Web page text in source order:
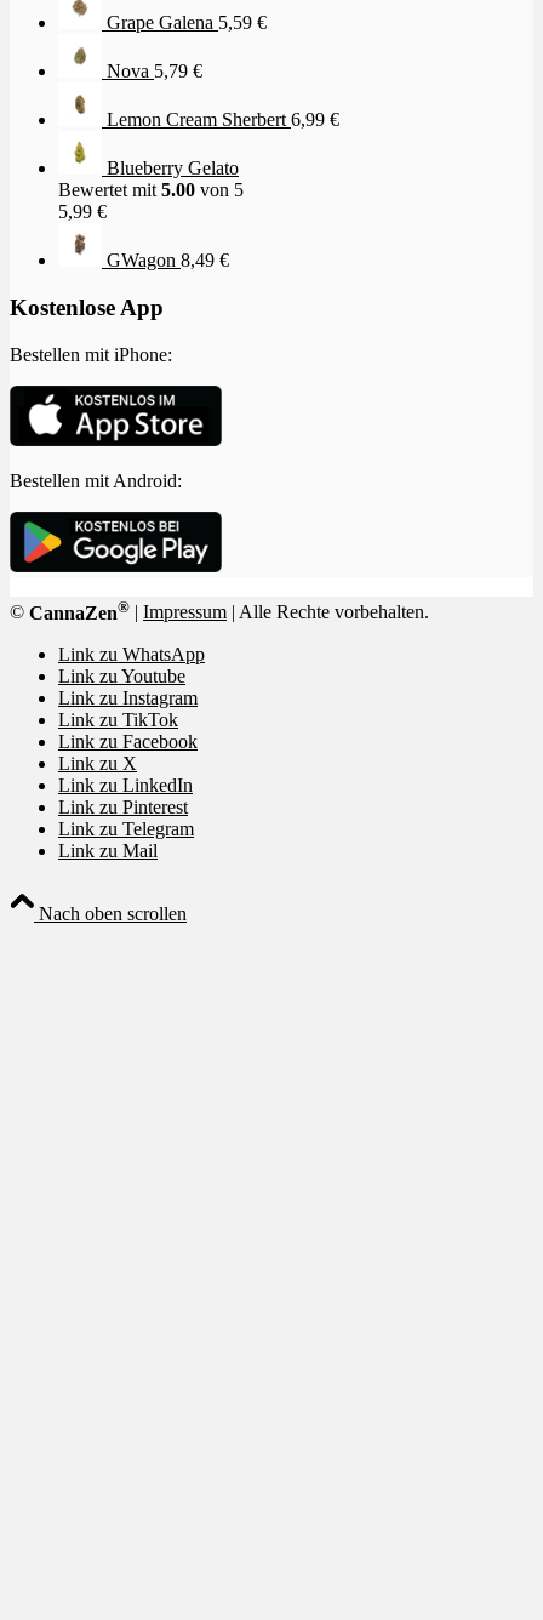
Grape Galena 5,59 €
Nova 5,79 €
Lemon Cream Sherbert 6,99 €
Blueberry Gelato
Bewertet mit 5.00 von 5
5,99 €
GWagon 8,49 €
Kostenlose App
Bestellen mit iPhone:
Bestellen mit Android:
© CannaZen® Impressum | Alle Rechte vorbehalten.
Link zu WhatsApp
Link zu Youtube
Link zu Instagram
Link zu TikTok
Link zu Facebook
Link zu X
Link zu LinkedIn
Link zu Pinterest
Link zu Telegram
Link zu Mail
Nach oben scrollen